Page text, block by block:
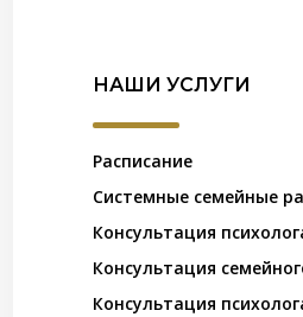
НАШИ УСЛУГИ
Расписание
Системные семейные
Консультация
Консультация
Консультация